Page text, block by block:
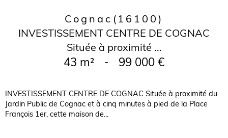
Cognac (16100)
INVESTISSEMENT CENTRE DE COGNAC
Située à proximité ...
43 m² - 99 000 €
INVESTISSEMENT CENTRE DE COGNAC Située à proximité du
Jardin Public de Cognac et à cinq minutes à pied de la Place
François 1er, cette maison de...